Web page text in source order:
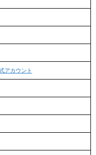
アカウント